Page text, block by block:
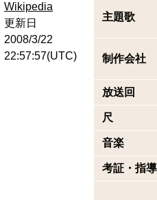
Wikipedia
更新日
2008/3/22
22:57:57(UTC)
主題歌
制作会社
放送回
尺
音楽
考証・指導